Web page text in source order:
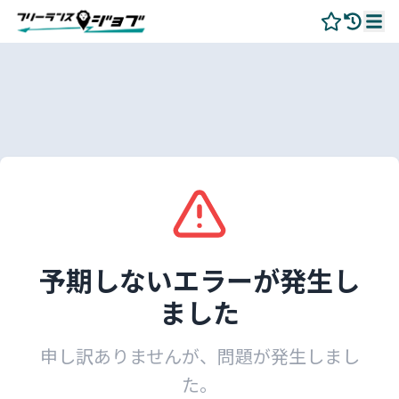
予期しないエラーが発生し
ました
申し訳ありませんが、問題が発生しまし
た。